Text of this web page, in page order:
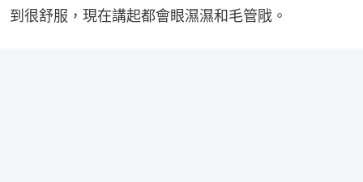
到很舒服，現在講起都會眼濕濕和毛管戙。